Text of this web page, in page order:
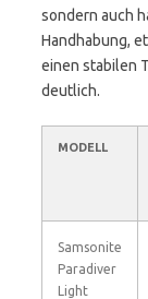
sondern auch
Handhabung,
einen stabilen
deutlich.
MODELL
Samsonite
Paradiver
Light